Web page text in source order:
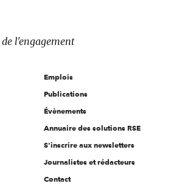
de l'engagement
Emplois
Publications
Évènements
Annuaire des solutions RSE
S'inscrire aux newsletters
Journalistes et rédacteurs
Contact